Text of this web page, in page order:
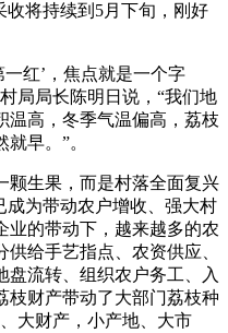
收将持续到5月下旬，刚好
红’，焦点就是一个字
局局长陈明日说，“我们地
温高，冬季气温偏高，荔枝
早。”。
生果，而是村落全面复兴
成为带动农户增收、强大村
业的带动下，越来越多的农
给手艺指点、农资供应、
盘流转、组织农户务工、入
枝财产带动了大部门荔枝种
大财产，小产地、大市